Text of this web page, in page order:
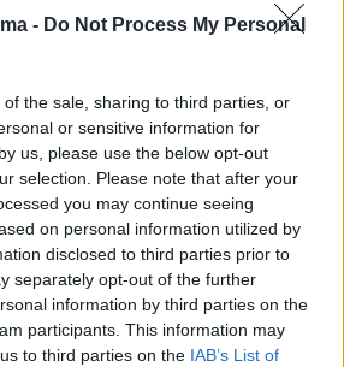
- Do Not Process My Personal
the sale, sharing to third parties, or
or sensitive information for
us, please use the below opt-out
selection. Please note that after your
you may continue seeing
on personal information utilized by
disclosed to third parties prior to
separately opt-out of the further
information by third parties on the
participants. This information may
to third parties on the IAB’s List of
ha nessuna attinenza con
cosa lo abbia scatenato –
è sempre stato cordiale con lei.
lo ha mai denunciato nè
Scialdone, parla l’avv
“Fare di più, il problema